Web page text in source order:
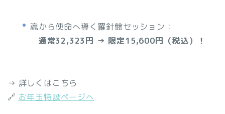
魂から使命へ導く羅針盤セッション：
通常32,323円 → 限定15,600円（税込）！
→ 詳しくはこちら
🔗 お年玉特設ページへ